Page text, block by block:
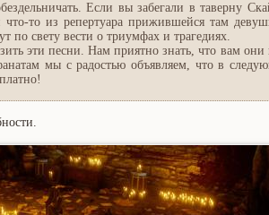
Если вы забегали в таверну
то из репертуара прижившейся там
по свету вести о триумфах и трагедиях.
эти песни. Нам приятно знать, что вам они
мы с радостью объявляем, что в